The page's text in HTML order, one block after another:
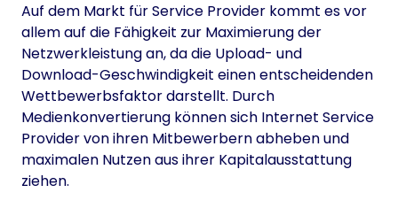
Auf dem Markt für Service Provider kommt es vor
allem auf die Fähigkeit zur Maximierung der
Netzwerkleistung an, da die Upload- und
Download-Geschwindigkeit einen entscheidenden
Wettbewerbsfaktor darstellt. Durch
Medienkonvertierung können sich Internet Service
Provider von ihren Mitbewerbern abheben und
maximalen Nutzen aus ihrer Kapitalausstattung
ziehen.